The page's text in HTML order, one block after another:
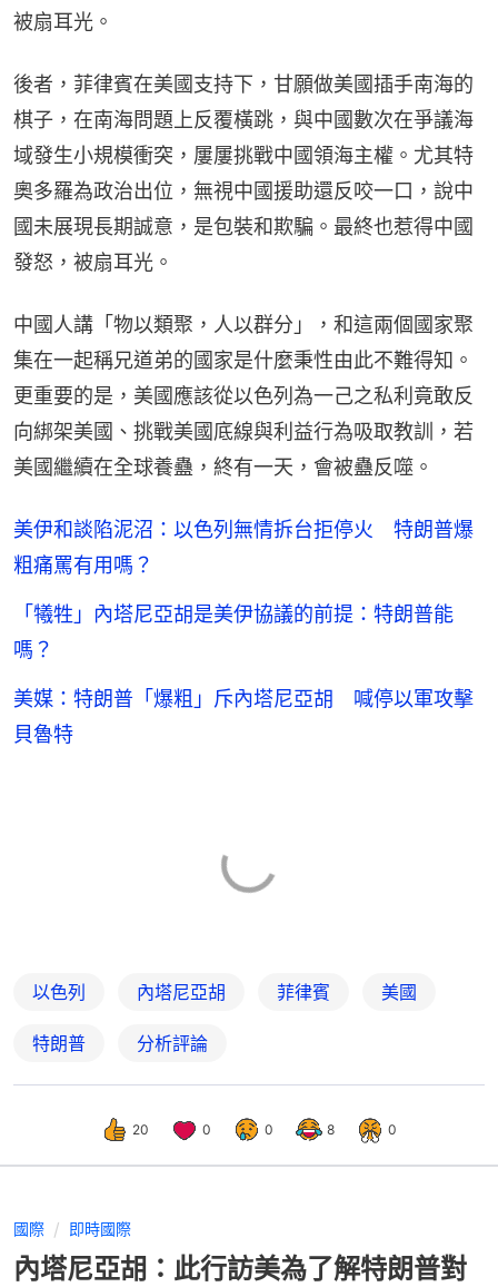
被扇耳光。
後者，菲律賓在美國支持下，甘願做美國插手南海的
棋子，在南海問題上反覆橫跳，與中國數次在爭議海
域發生小規模衝突，屢屢挑戰中國領海主權。尤其特
奧多羅為政治出位，無視中國援助還反咬一口，說中
國未展現長期誠意，是包裝和欺騙。最終也惹得中國
發怒，被扇耳光。
中國人講「物以類聚，人以群分」，和這兩個國家聚
集在一起稱兄道弟的國家是什麼秉性由此不難得知。
更重要的是，美國應該從以色列為一己之私利竟敢反
向綁架美國、挑戰美國底線與利益行為吸取教訓，若
美國繼續在全球養蠱，終有一天，會被蠱反噬。
美伊和談陷泥沼：以色列無情拆台拒停火 特朗普爆
粗痛罵有用嗎？
「犧牲」內塔尼亞胡是美伊協議的前提：特朗普能
嗎？
美媒：特朗普「爆粗」斥內塔尼亞胡 喊停以軍攻擊
貝魯特
以色列 內塔尼亞胡 菲律賓 美國
特朗普 分析評論
20 0 0 8 0
國際 即時國際
內塔尼亞胡：此行訪美為了解特朗普對